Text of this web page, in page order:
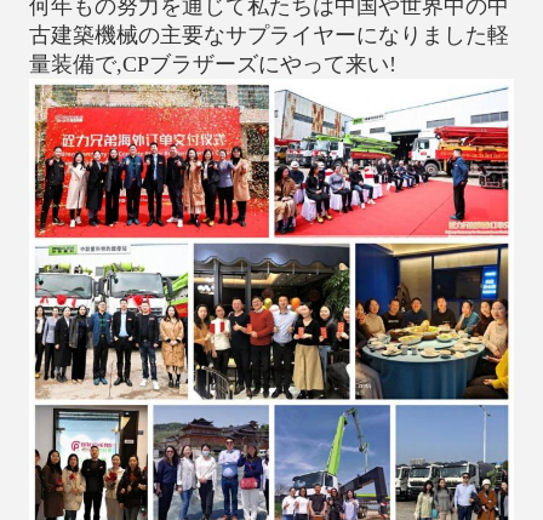
何年もの努力を通じて私たちは中国や世界中の中
古建築機械の主要なサプライヤーになりました軽
量装備で,CPブラザーズにやって来い!